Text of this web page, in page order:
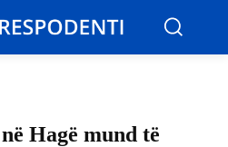
Hagë mund të